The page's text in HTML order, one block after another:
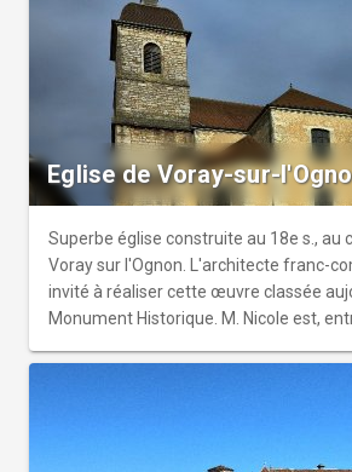
Eglise de Voray-sur-
Superbe église construite au 18e s., au
Voray sur l'Ognon. L'architecte franc-
invité à réaliser cette œuvre classée
Monument Historique. M. Nicole est,
repose sur un plan en croix grecque.
la magnifique coupole soutenue par
décoration intérieure a été refaite en
l'église est richement décoré même si